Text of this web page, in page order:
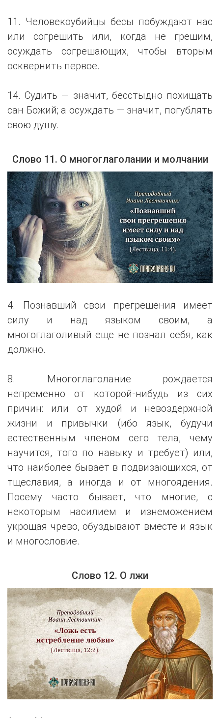
11. Человекоубийцы бесы побуждают нас
или согрешить или, когда не грешим,
осуждать согрешающих, чтобы вторым
осквернить первое.
14. Судить — значит, бесстыдно похищать
сан Божий; а осуждать — значит, погублять
свою душу.
Слово 11. О многоглаголании и молчании
4. Познавший свои прегрешения имеет
силу и над языком своим, а
многоглаголивый еще не познал себя, как
должно.
8. Многоглаголание рождается
непременно от которой-нибудь из сих
причин: или от худой и невоздержной
жизни и привычки (ибо язык, будучи
естественным членом сего тела, чему
научится, того по навыку и требует) или,
что наиболее бывает в подвизающихся, от
тщеславия, а иногда и от многоядения.
Посему часто бывает, что многие, с
некоторым насилием и изнеможением
укрощая чрево, обуздывают вместе и язык
и многословие.
Слово 12. О лжи